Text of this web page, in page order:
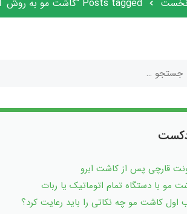
Posts tagged "کاشت مو به روش FUT"
قارچی پس از کاشت ابرو
مو با دستگاه تمام اتوماتیک یا ربات
کاشت مو چه نکاتی را باید رعایت کرد؟